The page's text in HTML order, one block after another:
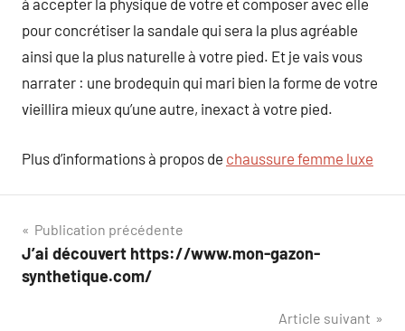
à accepter la physique de votre et composer avec elle
pour concrétiser la sandale qui sera la plus agréable
ainsi que la plus naturelle à votre pied. Et je vais vous
narrater : une brodequin qui mari bien la forme de votre
vieillira mieux qu’une autre, inexact à votre pied.
Plus d’informations à propos de chaussure femme luxe
Navigation
de
Publication précédente
J’ai découvert https://www.mon-gazon-
synthetique.com/
Article suivant